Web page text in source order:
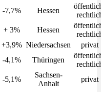
-7,7% Hessen
+ 3% Hessen
+3,9% Niedersachsen
privat
-4,1% Thüringen
-5,1%
Sachsen-
Anhalt
privat